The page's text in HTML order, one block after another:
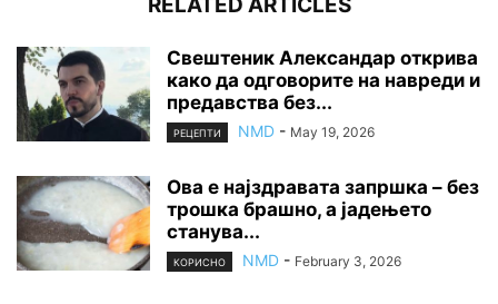
Свештеник Александар открива
како да одговорите на навреди и
предавства без...
РЕЦЕПТИ NMD - May 19, 2026
Ова е најздравата запршка – без
трошка брашно, а јадењето
станува...
КОРИСНО NMD - February 3, 2026